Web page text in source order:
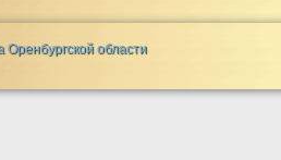
области